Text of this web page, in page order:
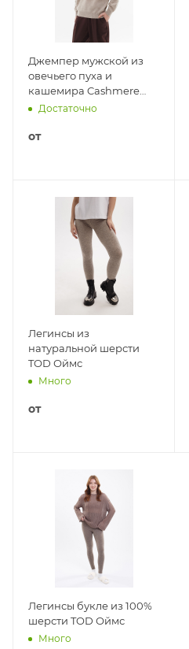
Джемпер мужской из
овечьего пуха и
кашемира Cashmere
House
Достаточно
от
Легинсы из
натуральной шерсти
TOD Оймс
Много
от
Легинсы букле из 100%
шерсти TOD Оймс
Много